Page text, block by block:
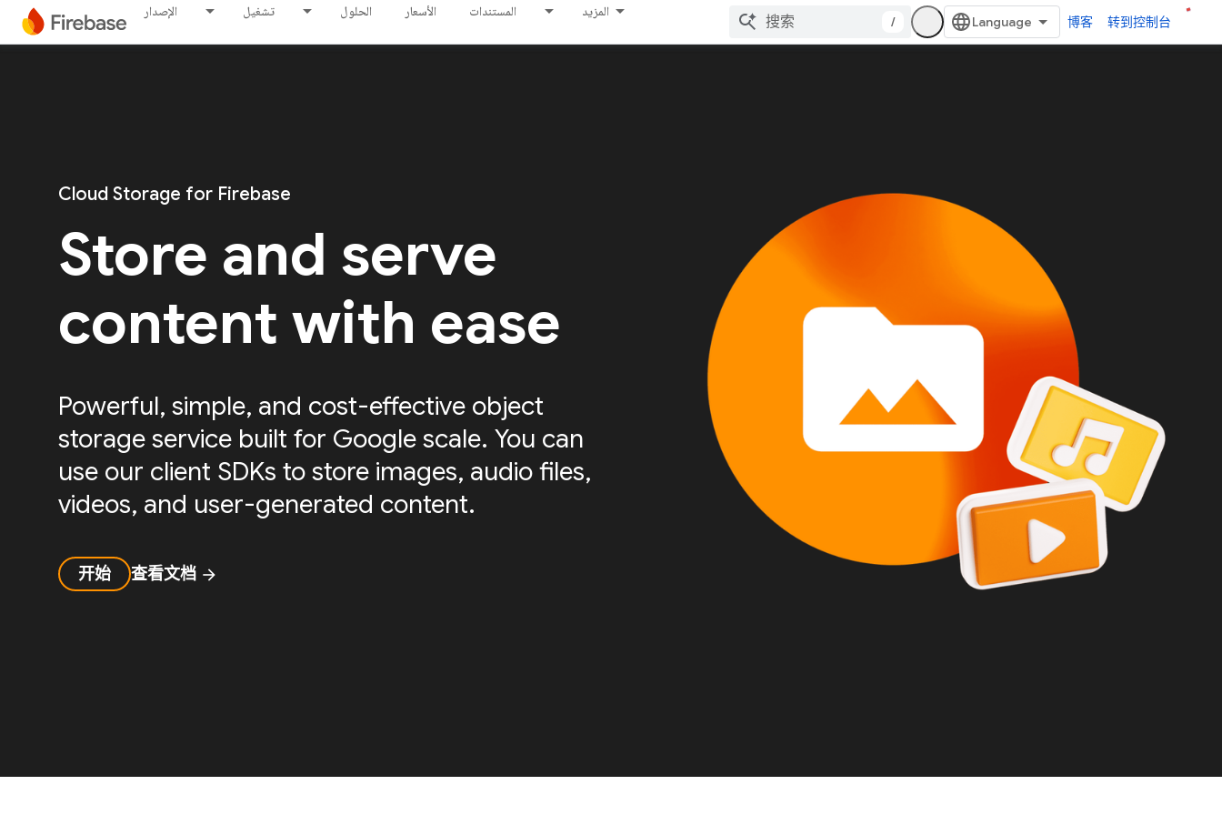
الإصدار تشغيل الحلول الأسعار المستندات المزيد
/ 博客 转到控制台
Cloud Storage for Firebase
Store and serve
content with ease
Powerful, simple, and cost-effective object
storage service built for Google scale. You can
use our client SDKs to store images, audio files,
videos, and user-generated content.
开始 查看文档 arrow_forward